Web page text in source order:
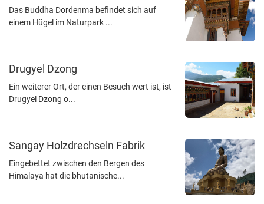
Das Buddha Dordenma befindet sich auf
einem Hügel im Naturpark ...
Drugyel Dzong
Ein weiterer Ort, der einen Besuch wert ist, ist
Drugyel Dzong o...
Sangay Holzdrechseln Fabrik
Eingebettet zwischen den Bergen des
Himalaya hat die bhutanische...